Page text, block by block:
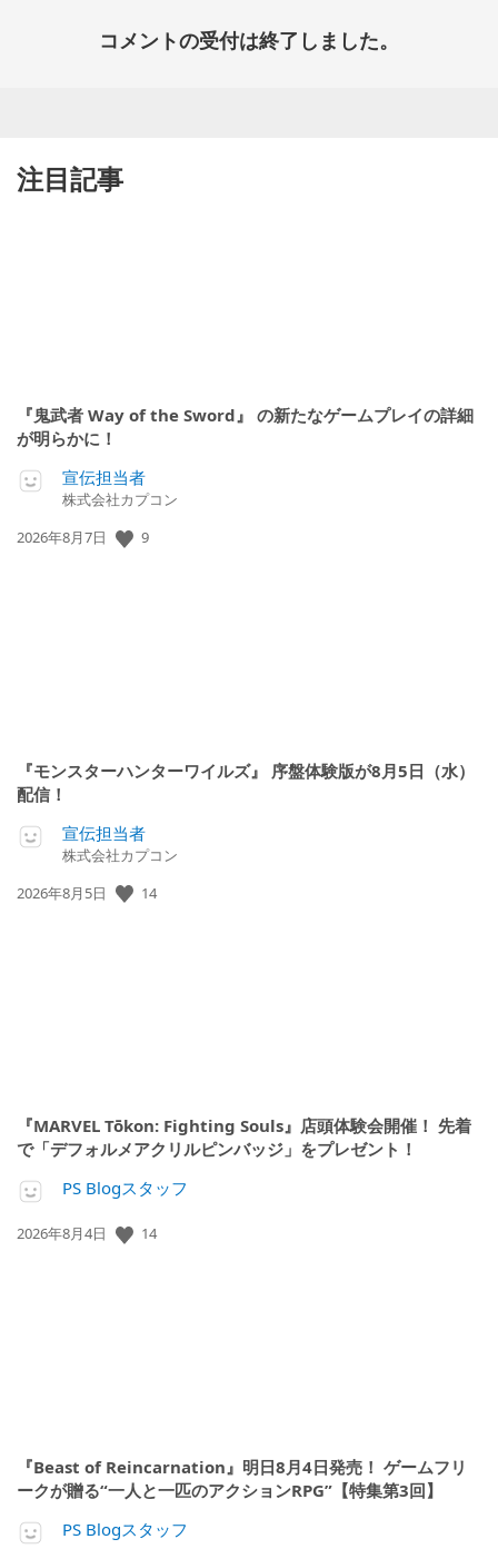
コメントの受付は終了しました。
注目記事
『鬼武者 Way of the Sword』 の新たなゲームプレイの詳細
が明らかに！
宣伝担当者
株式会社カプコン
公
2026年8月7日 9
『モンスターハンターワイルズ』 序盤体験版が8月5日（水）
配信！
宣伝担当者
株式会社カプコン
公
2026年8月5日 14
『MARVEL Tōkon: Fighting Souls』店頭体験会開催！ 先着
で「デフォルメアクリルピンバッジ」をプレゼント！
PS Blogスタッフ
公
2026年8月4日 14
『Beast of Reincarnation』明日8月4日発売！ ゲームフリ
ークが贈る“一人と一匹のアクションRPG”【特集第3回】
PS Blogスタッフ